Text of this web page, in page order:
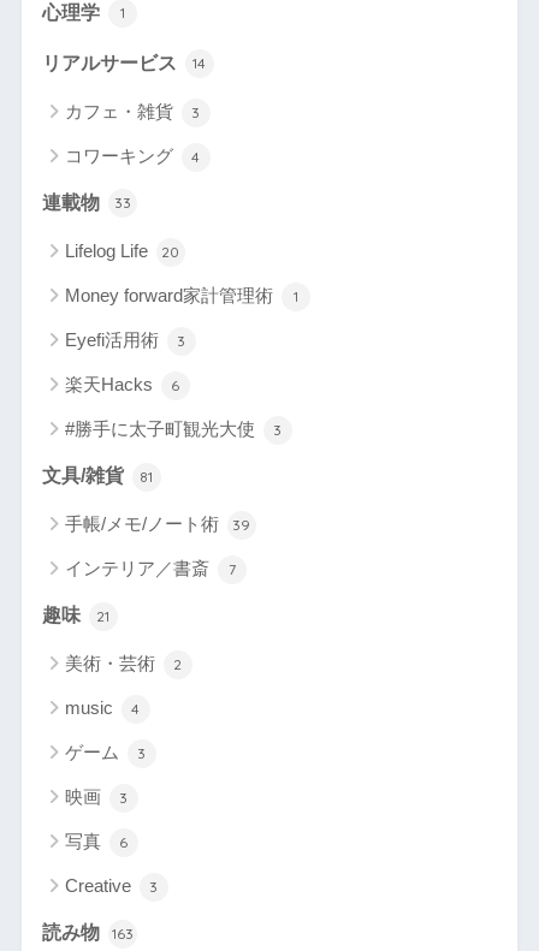
心理学 1
リアルサービス 14
カフェ・雑貨 3
コワーキング 4
連載物 33
Lifelog Life 20
Money forward家計管理術 1
Eyefi活用術 3
楽天Hacks 6
#勝手に太子町観光大使 3
文具/雑貨 81
手帳/メモ/ノート術 39
インテリア／書斎 7
趣味 21
美術・芸術 2
music 4
ゲーム 3
映画 3
写真 6
Creative 3
読み物 163